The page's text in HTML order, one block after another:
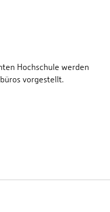
Hochschule werden
vorgestellt.